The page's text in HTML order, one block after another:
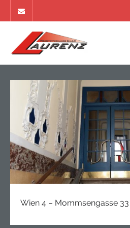
Referenzen
Apartments
Ankauf
Impressum
Wien 4 – Mommsengasse 33